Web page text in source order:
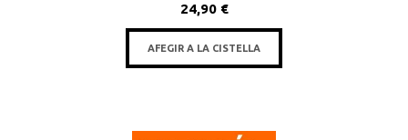
24,90 €
AFEGIR A LA CISTELLA